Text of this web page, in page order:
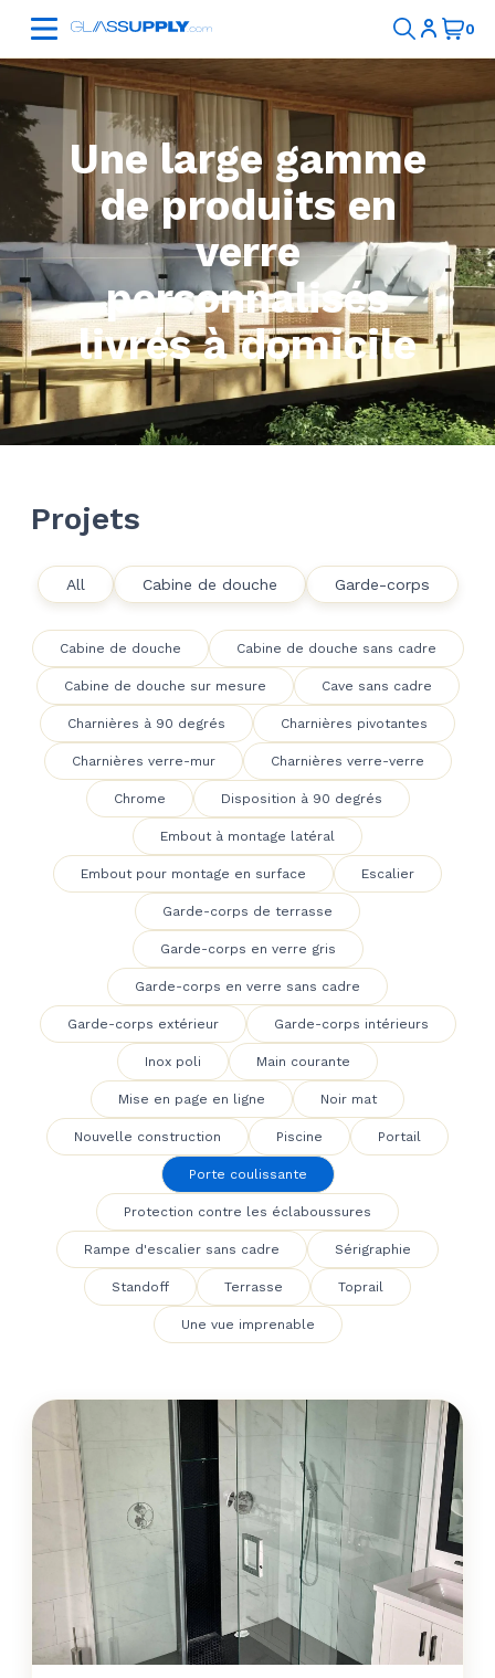
Une large gamme
de produits en
verre
personnalisés
livrés à domicile
Projets
All Cabine de douche Garde-corps
Cabine de douche Cabine de douche sans cadre
Cabine de douche sur mesure Cave sans cadre
Charnières à 90 degrés Charnières pivotantes
Charnières verre-mur Charnières verre-verre
Chrome Disposition à 90 degrés
Embout à montage latéral
Embout pour montage en surface Escalier
Garde-corps de terrasse
Garde-corps en verre gris
Garde-corps en verre sans cadre
Garde-corps extérieur Garde-corps intérieurs
Inox poli Main courante
Mise en page en ligne Noir mat
Nouvelle construction Piscine Portail
Porte coulissante
Protection contre les éclaboussures
Rampe d'escalier sans cadre Sérigraphie
Standoff Terrasse Toprail
Une vue imprenable